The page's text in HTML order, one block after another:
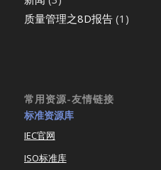
质量管理之8D报告(1)
常用资源-友情链接
标准资源库
IEC官网
ISO标准库